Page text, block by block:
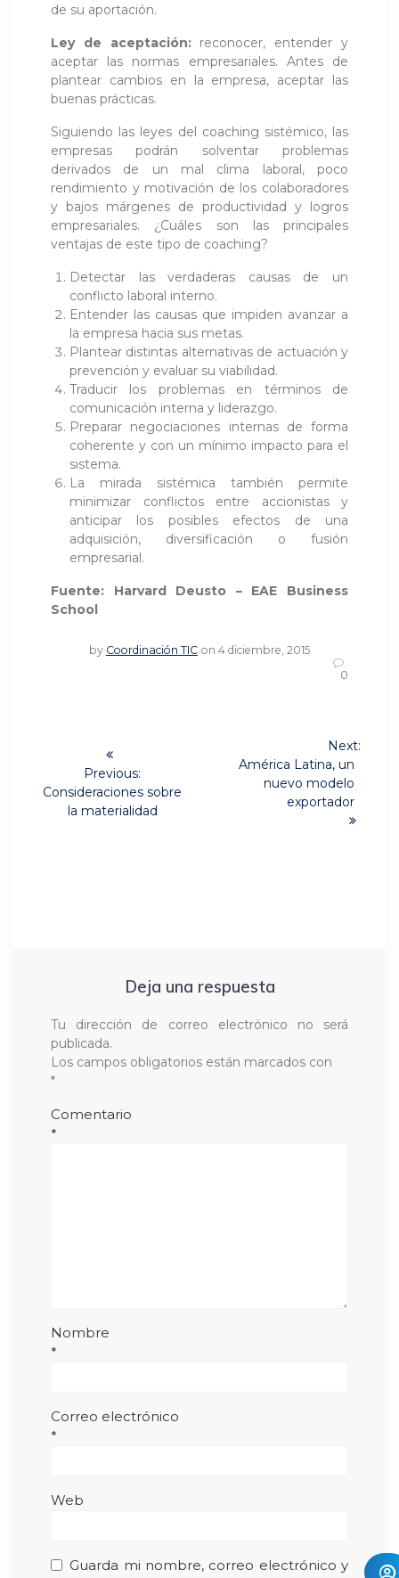
de su aportación.
Ley de aceptación:reconocer, entender y
aceptar las normas empresariales. Antes de
plantear cambios en la empresa, aceptar las
buenas prácticas.
Siguiendo las leyes del coaching sistémico, las
empresas podrán solventar problemas
derivados de un mal clima laboral, poco
rendimiento y motivación de los colaboradores
y bajos márgenes de productividad y logros
empresariales. ¿Cuáles son las principales
ventajas de este tipo de coaching?
Detectar las verdaderas causas de un
conflicto laboral interno.
Entender las causas que impiden avanzar a
la empresa hacia sus metas.
Plantear distintas alternativas de actuación y
prevención y evaluar su viabilidad.
Traducir los problemas en términos de
comunicación interna y liderazgo.
Preparar negociaciones internas de forma
coherente y con un mínimo impacto para el
sistema.
La mirada sistémica también permite
minimizar conflictos entre accionistas y
anticipar los posibles efectos de una
adquisición, diversificación o fusión
empresarial.
Fuente: Harvard Deusto – EAE Business
School
by Coordinación TIC on 4 diciembre, 2015
0
entradas
Previous:
Previous
Consideraciones sobre
la materialidad
Next:
NextAmérica Latina, un
nuevo modelo
exportador
Deja una respuesta
Tu dirección de correo electrónico no será
publicada.
Los campos obligatorios están marcados con
*
Comentario
*
Nombre
*
Correo electrónico
*
Web
Guarda mi nombre, correo electrónico y